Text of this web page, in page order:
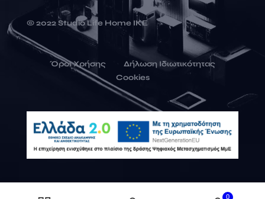
© 2022 Studio Life Home ΙΚΕ
Όροι Χρήσης
Δήλωση Ιδιωτικότητας
Cookies
0